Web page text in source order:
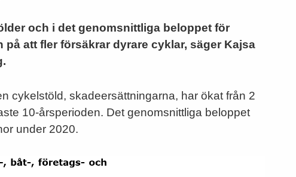
och i det genomsnittliga beloppet för
att fler försäkrar dyrare cyklar, säger Kajsa
cykelstöld, skadeersättningarna, har ökat från 2
10-årsperioden. Det genomsnittliga beloppet
under 2020.